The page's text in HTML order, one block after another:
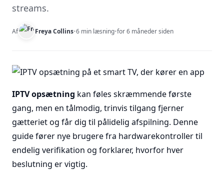
streams.
Af Freya Collins•6 min læsning•for 6 måneder siden
IPTV opsætning kan føles skræmmende første
gang, men en tålmodig, trinvis tilgang fjerner
gætteriet og får dig til pålidelig afspilning. Denne
guide fører nye brugere fra hardwarekontroller til
endelig verifikation og forklarer, hvorfor hver
beslutning er vigtig.